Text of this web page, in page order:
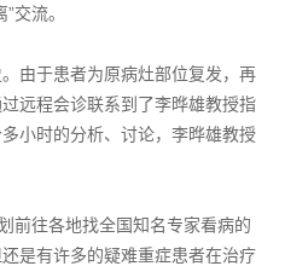
交流。
于患者为原病灶部位复发，再
远程会诊联系到了李晔雄教授指
小时的分析、讨论，李晔雄教授
往各地找全国知名专家看病的
是有许多的疑难重症患者在治疗